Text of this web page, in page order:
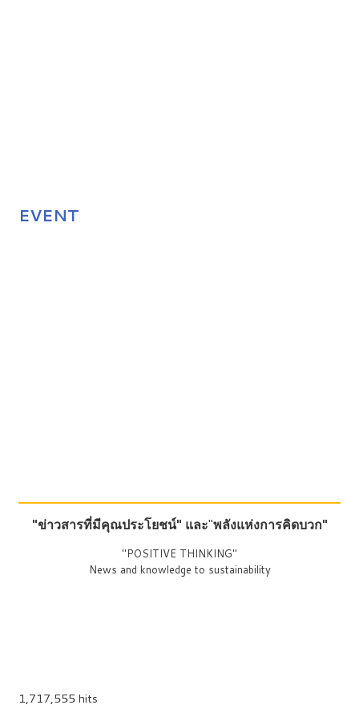
EVENT
"ข่าวสารที่มีคุณประโยชน์" และ"พลังแห่งการคิดบวก"
"POSITIVE THINKING"
News and knowledge to sustainability
1,717,555 hits